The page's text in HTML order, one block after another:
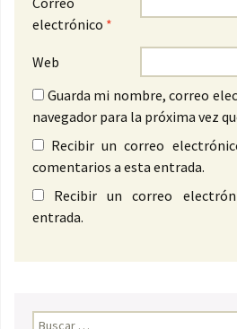
electrónico *
Web
Guarda mi nombre, correo
navegador para la próxima vez
Recibir un correo
comentarios a esta entrada.
Recibir un correo
entrada.
Buscar: